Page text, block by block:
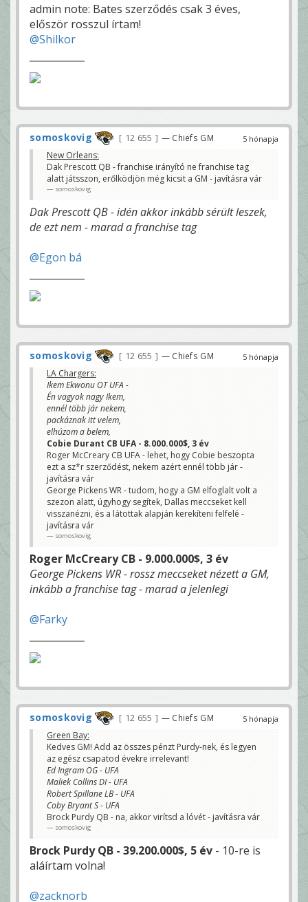
admin note: Bates szerződés csak 3 éves,
először rosszul írtam!
@Shilkor
5 hónapja
somoskovig 12 655 — Chiefs GM
New Orleans:
Dak Prescott QB - franchise irányító ne franchise tag
alatt játsszon, erőlködjön még kicsit a GM - javításra vár
somoskovig
Dak Prescott QB - idén akkor inkább sérült leszek,
de ezt nem - marad a franchise tag
@Egon bá
5 hónapja
somoskovig 12 655 — Chiefs GM
LA Chargers:
Ikem Ekwonu OT UFA -
Én vagyok nagy Ikem,
ennél több jár nekem,
packáznak itt velem,
elhúzom a belem,
Cobie Durant CB UFA - 8.000.000$, 3 év
Roger McCreary CB UFA - lehet, hogy Cobie beszopta
ezt a sz*r szerződést, nekem azért ennél több jár -
javításra vár
George Pickens WR - tudom, hogy a GM elfoglalt volt a
szezon alatt, úgyhogy segítek, Dallas meccseket kell
visszanézni, és a látottak alapján kerekíteni felfelé -
javításra vár
somoskovig
Roger McCreary CB - 9.000.000$, 3 év
George Pickens WR - rossz meccseket nézett a GM,
inkább a franchise tag - marad a jelenlegi
@Farky
5 hónapja
somoskovig 12 655 — Chiefs GM
Green Bay:
Kedves GM! Add az összes pénzt Purdy-nek, és legyen
az egész csapatod évekre irrelevant!
Ed Ingram OG - UFA
Maliek Collins DI - UFA
Robert Spillane LB - UFA
Coby Bryant S - UFA
Brock Purdy QB - na, akkor virítsd a lóvét - javításra vár
somoskovig
Brock Purdy QB - 39.200.000$, 5 év - 10-re is
aláírtam volna!
@zacknorb